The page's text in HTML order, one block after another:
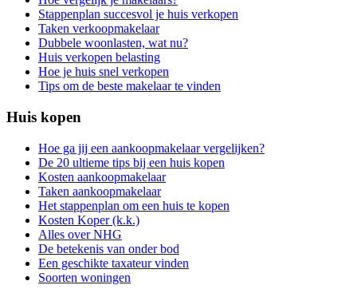
Stappenplan succesvol je huis verkopen
Taken verkoopmakelaar
Dubbele woonlasten, wat nu?
Huis verkopen belasting
Hoe je huis snel verkopen
Tips om de beste makelaar te vinden
Huis kopen
Hoe ga jij een aankoopmakelaar vergelijken?
De 20 ultieme tips bij een huis kopen
Kosten aankoopmakelaar
Taken aankoopmakelaar
Het stappenplan om een huis te kopen
Kosten Koper (k.k.)
Alles over NHG
De betekenis van onder bod
Een geschikte taxateur vinden
Soorten woningen